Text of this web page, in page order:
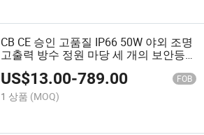
CB CE 승인 고품질 IP66 50W 야외 조명
고출력 방수 정원 마당 세 개의 보안등
50W 100W 200W 250W 300W LED 플
러드 라이트
US$13.00-789.00 FOB
1 상품 (MOQ)